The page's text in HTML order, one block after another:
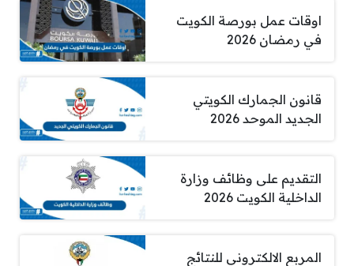
اوقات عمل بورصة الكويت
في رمضان 2026
قانون الجمارك الكويتي
الجديد الموحد 2026
التقديم على وظائف وزارة
الداخلية الكويت 2026
المربع الالكتروني للنتائج